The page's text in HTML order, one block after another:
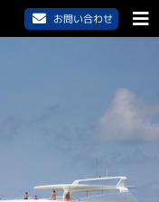
お問い合わせ